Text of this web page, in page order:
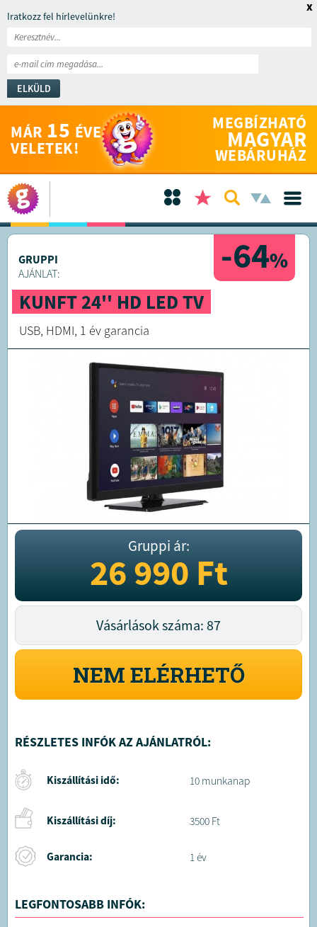
Iratkozz fel hírlevelünkre!
ELKÜLD
x
MÁR 15 ÉVE
VELETEK!
MEGBÍZHATÓ
MAGYAR
WEBÁRUHÁZ
-64%
GRUPPI
AJÁNLAT:
KUNFT 24'' HD LED TV
USB, HDMI, 1 év garancia
Gruppi ár:
26 990Ft
Vásárlások száma: 87
NEM ELÉRHETŐ
RÉSZLETES INFÓK AZ AJÁNLATRÓL:
Kiszállítási idő: 10 munkanap
Kiszállítási díj: 3500 Ft
Garancia: 1 év
LEGFONTOSABB INFÓK: